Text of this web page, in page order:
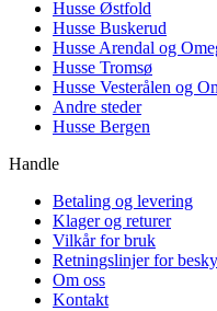
Husse Østfold
Husse Buskerud
Husse Arendal og
Husse Tromsø
Husse Vesterålen og
Andre steder
Husse Bergen
Handle
Betaling og levering
Klager og returer
Vilkår for bruk
Retningslinjer for
Om oss
Kontakt